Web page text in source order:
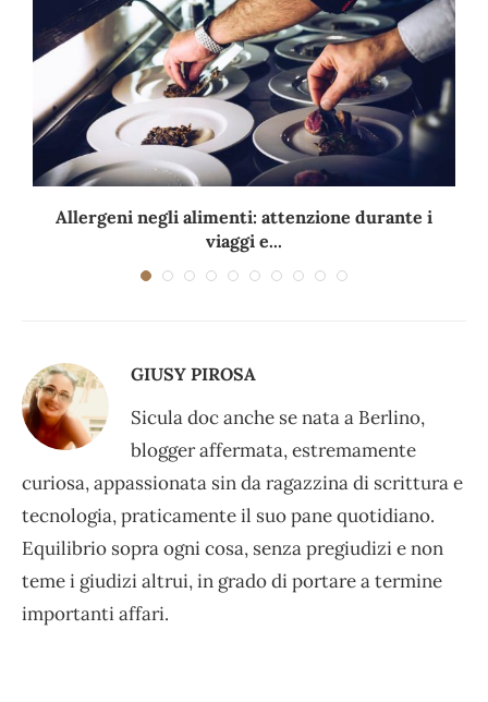
Allergeni negli alimenti: attenzione durante i
viaggi e...
GIUSY PIROSA
Sicula doc anche se nata a Berlino,
blogger affermata, estremamente
curiosa, appassionata sin da ragazzina di scrittura e
tecnologia, praticamente il suo pane quotidiano.
Equilibrio sopra ogni cosa, senza pregiudizi e non
teme i giudizi altrui, in grado di portare a termine
importanti affari.